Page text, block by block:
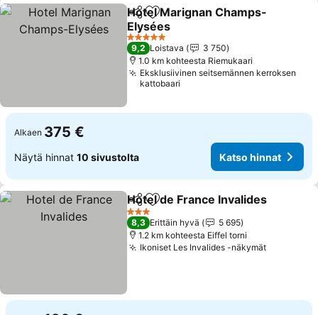
Jaa Lisää suosikkeihin
Hotel Marignan Champs-
Elysées
5 Tähtiluokitus
9,2 Loistava
3 750
1.0 km kohteesta Riemukaari
Eksklusiivinen seitsemännen kerroksen
kattobaari
Alkaen 375 €
Näytä hinnat 10 sivustolta Katso hinnat
Jaa Lisää suosikkeihin
Hotel de France Invalides
3 Tähtiluokitus
8,3 Erittäin hyvä
5 695
1.2 km kohteesta Eiffel torni
Ikoniset Les Invalides -näkymät